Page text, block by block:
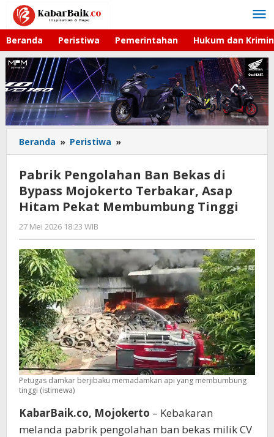
Lewati
konten
Beranda Peristiwa Pemerintahan Hukum dan
Beranda » Peristiwa »
Pengolahan
Bekas
di
Bypass
Hitam
Pekat
Membumbung
Tinggi
Pabrik Pengolahan Ban Bekas di
Bypass Mojokerto Terbakar, Asap
Hitam Pekat Membumbung Tinggi
27 Mei 2026 18:23 WIB
Gagah
Saputra
Petugas damkar berjibaku memadamkan api yang membumbung
tinggi (istimewa)
KabarBaik.co, Mojokerto – Kebakaran
melanda pabrik pengolahan ban bekas milik CV